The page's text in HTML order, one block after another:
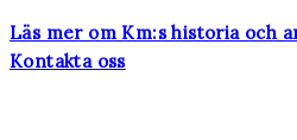
Läs mer om Km:s historia och
Kontakta oss